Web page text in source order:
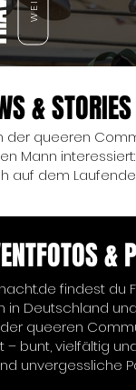
& STORIES
queeren
Mann
auf dem
&
findest du
Deutschland
queeren
bunt, vielfältig
unvergessliche